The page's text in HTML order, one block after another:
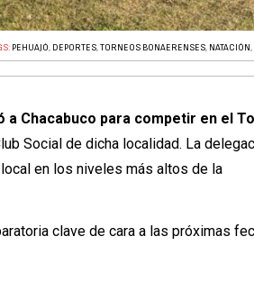
PEHUAJÓ, DEPORTES,TORNEOS BONAERENSES, NATACIÓN,
a Chacabuco para competir en el
Social de dicha localidad. La
en los niveles más altos de la
clave de cara a las próximas